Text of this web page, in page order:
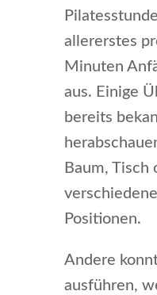
allererstes
Minuten
aus. Einige
bereits
Baum, Tisch
Positionen.
Andere
ausführen,